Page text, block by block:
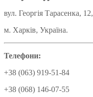
вул. Георгія Тарасенка, 12,
м. Харків, Україна.
Телефони:
+38 (063) 919-51-84
+38 (068) 146-07-55